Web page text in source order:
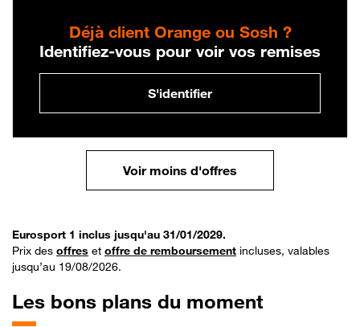
Déjà client Orange ou Sosh ?
Identifiez-vous pour voir vos remises
S'identifier
Voir moins d'offres
Eurosport 1 inclus jusqu'au 31/01/2029.
Prix des offres et offre de remboursement incluses, valables
jusqu’au 19/08/2026.
Les bons plans du moment